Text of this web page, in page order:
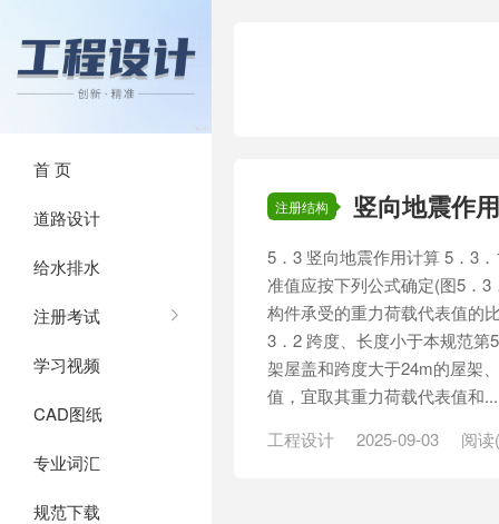
首 页
道路设计
给水排水
注册考试
学习视频
CAD图纸
专业词汇
规范下载
注册结构 竖向地震作
5．3 竖向地震作用计算 5．3
准值应按下列公式确定(图5．
构件承受的重力荷载代表值的
3．2 跨度、长度小于本规范
架屋盖和跨度大于24m的屋架
值，宜取其重力荷载代表值和...
工程设计
2025-09-03
阅读